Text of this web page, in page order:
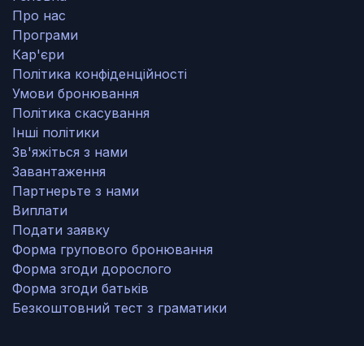
Про нас
Програми
Кар'єри
Політика конфіденційності
Умови бронювання
Політика скасування
Інші політики
Зв'яжіться з нами
Завантаження
Партнерьте з нами
Виплати
Подати заявку
Форма групового бронювання
Форма згоди дорослого
Форма згоди батьків
Безкоштовний тест з граматики